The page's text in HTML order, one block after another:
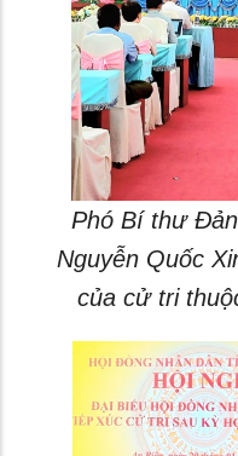
Phó Bí thư
Nguyễn Quốc
của cử tri